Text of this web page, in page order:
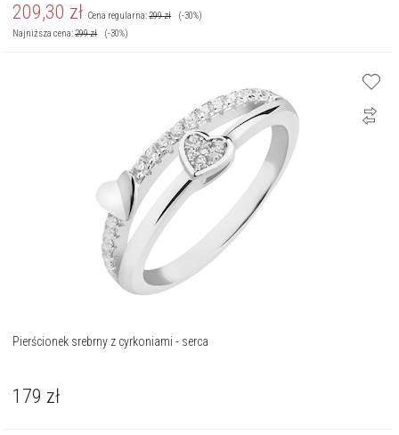
209,30 zł Cena regularna:299zł
(-30%)
Najniższa cena:299zł (-30%)
Pierścionek srebrny z cyrkoniami - serca
179 zł